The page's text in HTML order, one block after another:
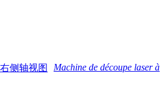
Machine de découpe laser à